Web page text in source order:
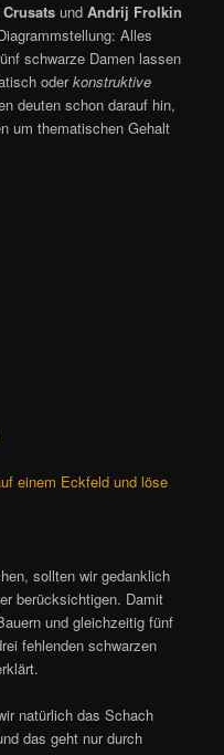
undAndrij Frolkin
Alles
schwarze Damen lassen
oderkonstruktive
deuten schon darauf hin,
um thematischen Gehalt
einem Eckfeld und löse
sollten wir gedanklich
berücksichtigen. Damit
und gleichzeitig fünf
fehlenden schwarzen
natürlich das Schach
das geht nur durch